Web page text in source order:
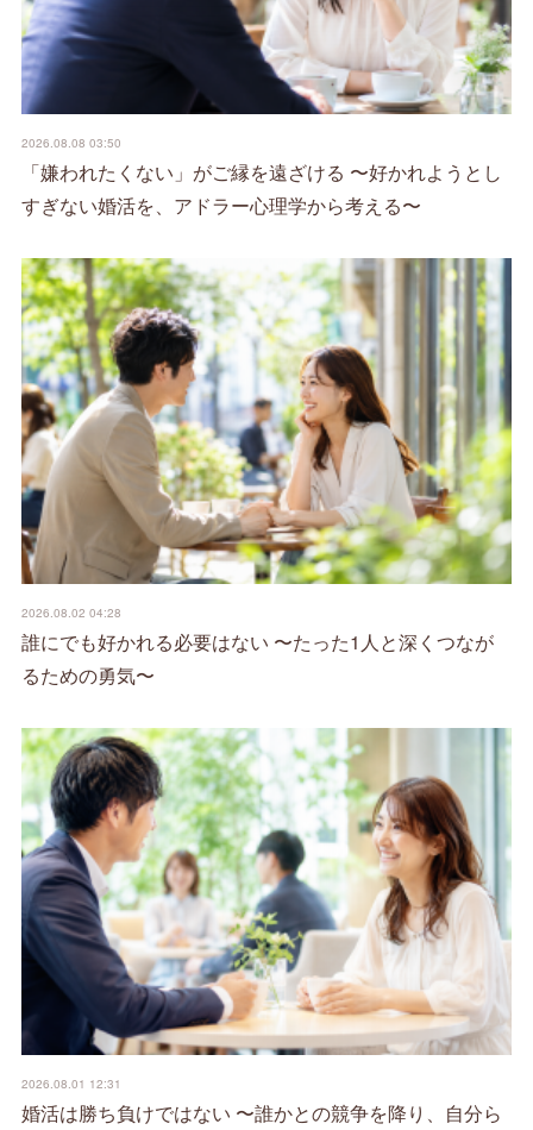
2026.08.08 03:50
「嫌われたくない」がご縁を遠ざける 〜好かれようとし
すぎない婚活を、アドラー心理学から考える〜
2026.08.02 04:28
誰にでも好かれる必要はない 〜たった1人と深くつなが
るための勇気〜
2026.08.01 12:31
婚活は勝ち負けではない 〜誰かとの競争を降り、自分ら